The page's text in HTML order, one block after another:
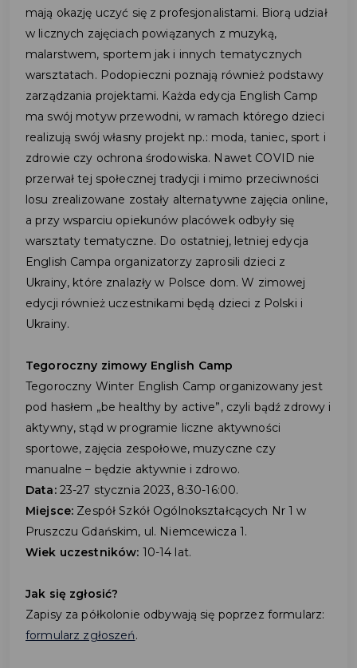
mają okazję uczyć się z profesjonalistami. Biorą udział
w licznych zajęciach powiązanych z muzyką,
malarstwem, sportem jak i innych tematycznych
warsztatach. Podopieczni poznają również podstawy
zarządzania projektami. Każda edycja English Camp
ma swój motyw przewodni, w ramach którego dzieci
realizują swój własny projekt np.: moda, taniec, sport i
zdrowie czy ochrona środowiska. Nawet COVID nie
przerwał tej społecznej tradycji i mimo przeciwności
losu zrealizowane zostały alternatywne zajęcia online,
a przy wsparciu opiekunów placówek odbyły się
warsztaty tematyczne. Do ostatniej, letniej edycja
English Campa organizatorzy zaprosili dzieci z
Ukrainy, które znalazły w Polsce dom. W zimowej
edycji również uczestnikami będą dzieci z Polski i
Ukrainy.
Tegoroczny zimowy English Camp
Tegoroczny Winter English Camp organizowany jest
pod hasłem „be healthy by active”, czyli bądź zdrowy i
aktywny, stąd w programie liczne aktywności
sportowe, zajęcia zespołowe, muzyczne czy
manualne – będzie aktywnie i zdrowo.
Data:23-27 stycznia 2023, 8:30-16:00.
Miejsce: Zespół Szkół Ogólnokształcących Nr 1 w
Pruszczu Gdańskim, ul. Niemcewicza 1.
Wiek uczestników: 10-14 lat.
Jak się zgłosić?
Zapisy za półkolonie odbywają się poprzez formularz:
formularz zgłoszeń.